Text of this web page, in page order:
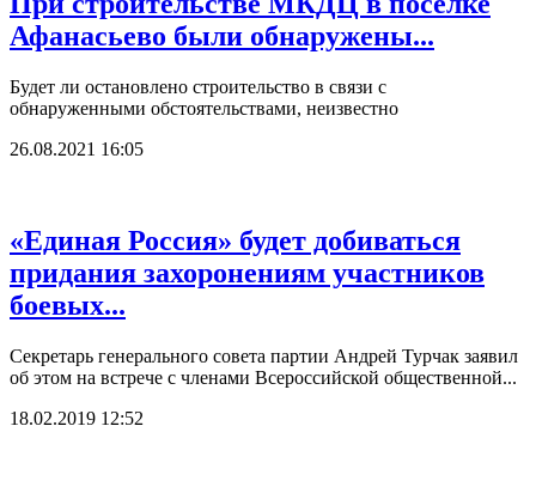
Афанасьево были обнаружены...
Будет ли остановлено строительство в связи с
обнаруженными обстоятельствами, неизвестно
26.08.2021 16:05
«Единая Россия» будет добиваться
придания захоронениям участников
боевых...
Секретарь генерального совета партии Андрей Турчак заявил
об этом на встрече с членами Всероссийской общественной...
18.02.2019 12:52